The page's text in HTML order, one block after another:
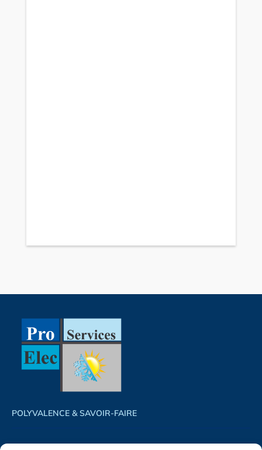
POLYVALENCE & SAVOIR-FAIRE